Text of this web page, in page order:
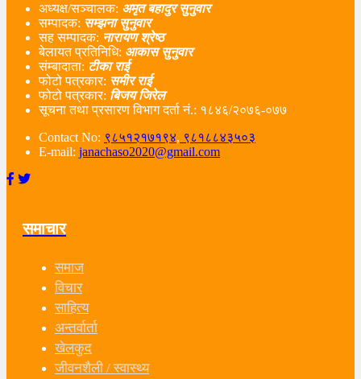
अध्यक्ष/सञ्चालक: अमृत बहादुर सुनुवार
सम्पादक: सम्झना सुनुवार
सह सम्पादक: नारायण श्रेष्ठ
बेलायत प्रतिनिधि: आकास सुनुवार
संम्बादाता: टीका राई
फोटो पत्रकार: समीर राई
फोटो पत्रकार: बिजय जिरेल
सूचना तथा प्रसारण विभाग दर्ता नं‌.: १८४६/२०७६-०७७
Contact No: ९८५१२१७१९४, ९८१८८४३५०३
E-mail: janachaso2020@gmail.com
समाचार
समाज
विचार
साहित्य
अन्तर्वार्ता
खेलकुद
जीवनशैली / स्वास्थ्य